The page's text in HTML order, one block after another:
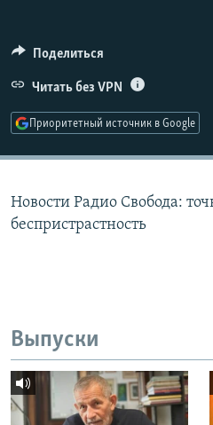
ПОДПИШИТЕСЬ НА
СОЦИАЛЬНЫЕ СЕТИ
Поделиться
Читать без VPN
Приоритетный источник в Google
Новости Радио Свобода:
беспристрастность
Выпуски